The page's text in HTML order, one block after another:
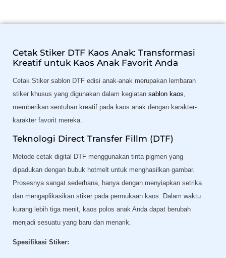
Cetak Stiker DTF Kaos Anak: Transformasi
Kreatif untuk Kaos Anak Favorit Anda
Cetak Stiker sablon DTF edisi anak-anak merupakan lembaran
stiker khusus yang digunakan dalam kegiatan sablon kaos,
memberikan sentuhan kreatif pada kaos anak dengan karakter-
karakter favorit mereka.
Teknologi Direct Transfer Fillm (DTF)
Metode cetak digital DTF menggunakan tinta pigmen yang
dipadukan dengan bubuk hotmelt untuk menghasilkan gambar.
Prosesnya sangat sederhana, hanya dengan menyiapkan setrika
dan mengaplikasikan stiker pada permukaan kaos. Dalam waktu
kurang lebih tiga menit, kaos polos anak Anda dapat berubah
menjadi sesuatu yang baru dan menarik.
Spesifikasi Stiker: